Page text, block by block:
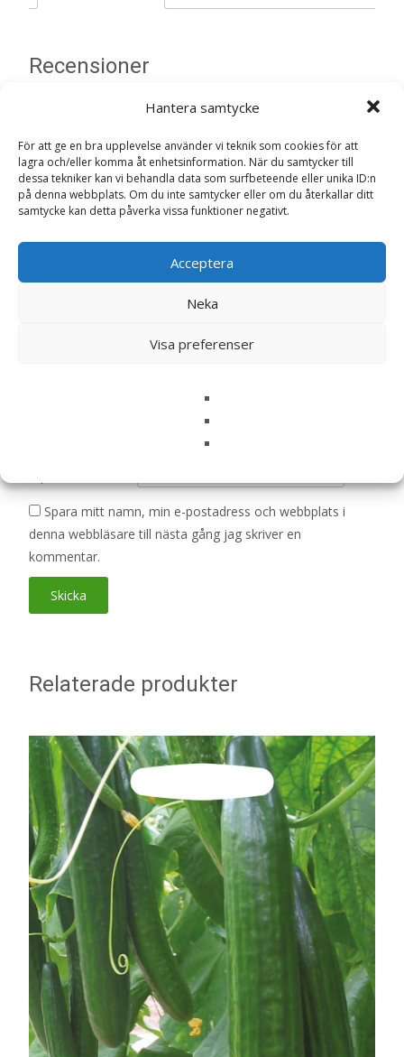
Hantera samtycke
För att ge en bra upplevelse använder vi teknik som cookies för att
lagra och/eller komma åt enhetsinformation. När du samtycker till
dessa tekniker kan vi behandla data som surfbeteende eller unika ID:n
på denna webbplats. Om du inte samtycker eller om du återkallar ditt
samtycke kan detta påverka vissa funktioner negativt.
Acceptera
Neka
Visa preferenser
Recensioner
Det finns inga recensioner än.
Bli först med att recensera ”Ringblomma
‘Bronzed Beauty’ – Fröer”
Din e-postadress kommer inte publiceras. Obligatoriska fält
Spara mitt namn, min e-postadress och webbplats i
denna webbläsare till nästa gång jag skriver en
kommentar.
Relaterade produkter